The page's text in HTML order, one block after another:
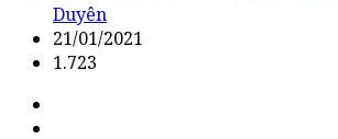
Duyên
21/01/2021
1.723